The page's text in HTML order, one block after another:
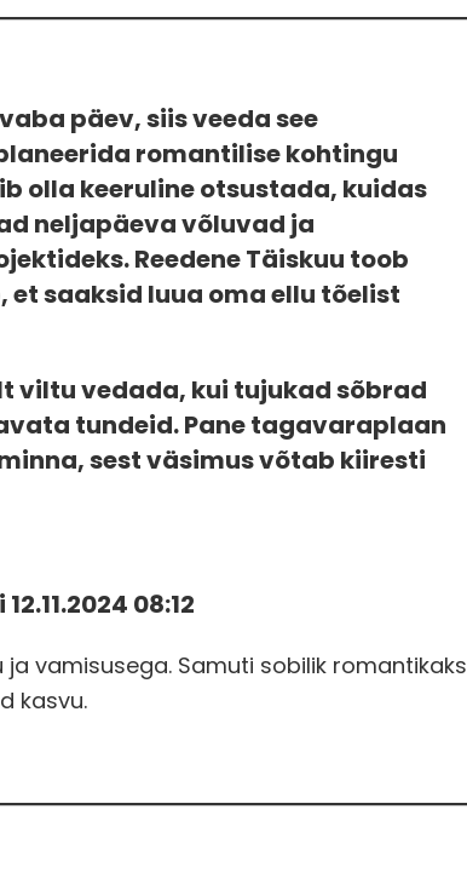
päev, siis veeda see
romantilise kohtingu
olla keeruline otsustada, kuidas
neljapäeva võluvad ja
Reedene Täiskuu toob
saaksid luua oma ellu tõelist
viltu vedada, kui tujukad sõbrad
tundeid. Pane tagavaraplaan
sest väsimus võtab kiiresti
08:12
vamisusega. Samuti sobilik romantikaks
kasvu.